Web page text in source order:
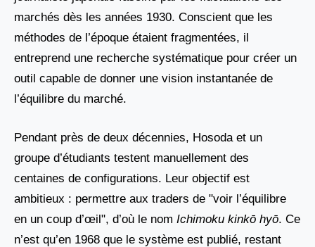
marchés dès les années 1930. Conscient que les
méthodes de l’époque étaient fragmentées, il
entreprend une recherche systématique pour créer un
outil capable de donner une vision instantanée de
l’équilibre du marché.
Pendant près de deux décennies, Hosoda et un
groupe d’étudiants testent manuellement des
centaines de configurations. Leur objectif est
ambitieux : permettre aux traders de "voir l’équilibre
en un coup d’œil", d’où le nom Ichimoku kinkō hyō. Ce
n’est qu’en 1968 que le système est publié, restant